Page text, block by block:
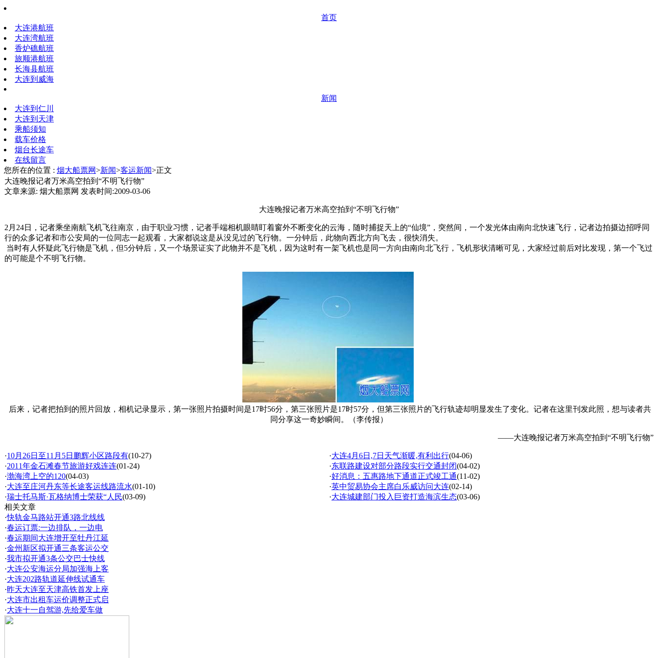
首页
大连港航班
大连湾航班
香炉礁航班
旅顺港航班
长海县航班
大连到威海
新闻
大连到仁川
大连到天津
乘船须知
载车价格
烟台长途车
在线留言
您所在的位置 : 烟大船票网>新闻>客运新闻>正文
大连晚报记者万米高空拍到“不明飞行物”
文章来源: 烟大船票网 发表时间:2009-03-06
大连晚报记者万米高空拍到“不明飞行物”
2月24日，记者乘坐南航飞机飞往南京，由于职业习惯，记者手端相机眼睛盯着窗外不断变化的云海，随时捕捉天上的“仙境”，突然间，一个发光体由南向北快速飞行，记者边拍摄边招呼同
行的众多记者和市公安局的一位同志一起观看，大家都说这是从没见过的飞行物。一分钟后，此物向西北方向飞去，很快消失。
当时有人怀疑此飞行物是飞机，但5分钟后，又一个场景证实了此物并不是飞机，因为这时有一架飞机也是同一方向由南向北飞行，飞机形状清晰可见，大家经过前后对比发现，第一个飞过
的可能是个不明飞行物。
后来，记者把拍到的照片回放，相机记录显示，第一张照片拍摄时间是17时56分，第三张照片是17时57分，但第三张照片的飞行轨迹却明显发生了变化。记者在这里刊发此照，想与读者共
同分享这一奇妙瞬间。（李传报）
——大连晚报记者万米高空拍到“不明飞行物”
·10月26日至11月5日鹏辉小区路段有(10-27) ·大连4月6日,7日天气渐暖,有利出行(04-06)
·2011年金石滩春节旅游好戏连连(01-24) ·东联路建设对部分路段实行交通封闭(04-02)
·渤海湾上空的120(04-03) ·好消息：五惠路地下通道正式竣工通(11-02)
·大连至庄河丹东等长途客运线路流水(01-10) ·英中贸易协会主席白乐威访问大连(02-14)
·瑞士托马斯·瓦格纳博士荣获“人民(03-09) ·大连城建部门投入巨资打造海滨生态(03-06)
相关文章
·快轨金马路站开通3路北线线
·春运订票:一边排队，一边电
·春运期间大连增开至牡丹江延
·金州新区拟开通三条客运公交
·我市拟开通3条公交巴士快线
·大连公安海运分局加强海上客
·大连202路轨道延伸线试通车
·昨天大连至天津高铁首发上座
·大连市出租车运价调整正式启
·大连十一自驾游,先给爱车做